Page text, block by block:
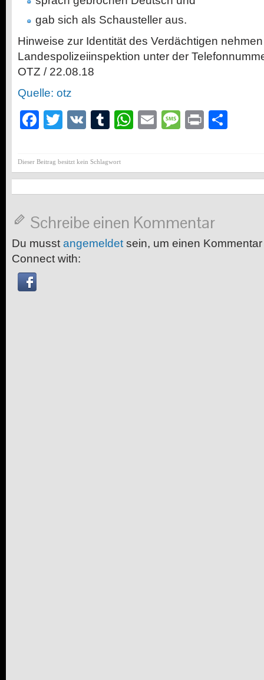
gab sich als Schausteller aus.
Hinweise zur Identität des Verdächtigen
Landespolizeiinspektion unter der
OTZ / 22.08.18
Quelle: otz
Facebook
Twitter
VK Tumblr
WhatsApp
EmailMessage
Print
Dieser Beitrag besitzt kein Schlagwort
Schreibe einen Kommentar
Du musst angemeldet sein, um einen
Connect with: